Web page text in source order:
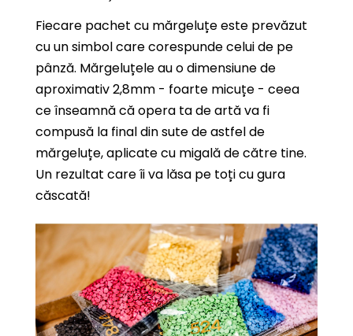
Fiecare pachet cu mărgeluțe este prevăzut
cu un simbol care corespunde celui de pe
pânză. Mărgeluțele au o dimensiune de
aproximativ 2,8mm - foarte micuțe - ceea
ce înseamnă că opera ta de artă va fi
compusă la final din sute de astfel de
mărgeluțe, aplicate cu migală de către tine.
Un rezultat care îi va lăsa pe toți cu gura
căscată!